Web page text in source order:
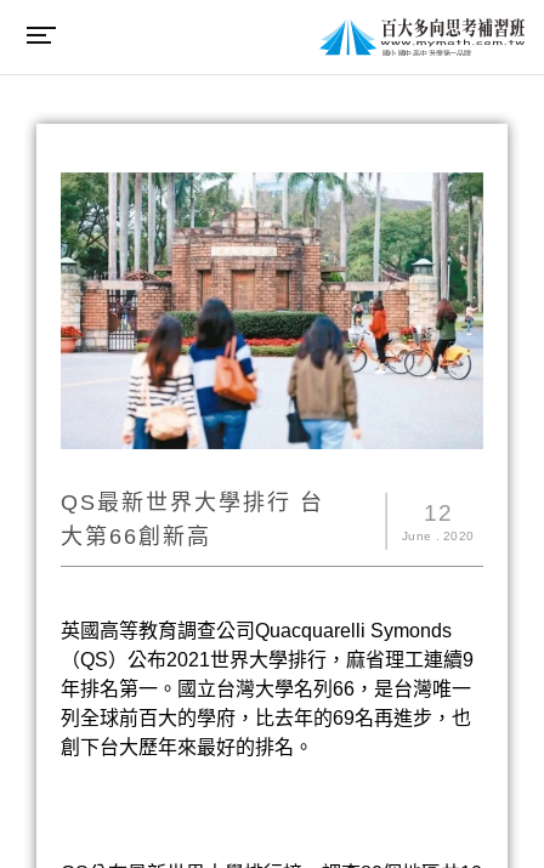
12
June . 2020
QS最新世界大學排行 台
大第66創新高
英國高等教育調查公司Quacquarelli Symonds
（QS）公布2021世界大學排行，麻省理工連續9
年排名第一。國立台灣大學名列66，是台灣唯一
列全球前百大的學府，比去年的69名再進步，也
創下台大歷年來最好的排名。